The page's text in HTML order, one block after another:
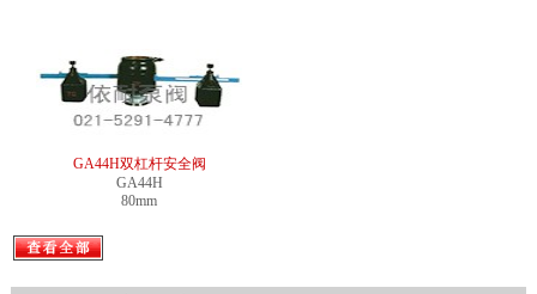
GA44H双杠杆安全阀
GA44H
80mm